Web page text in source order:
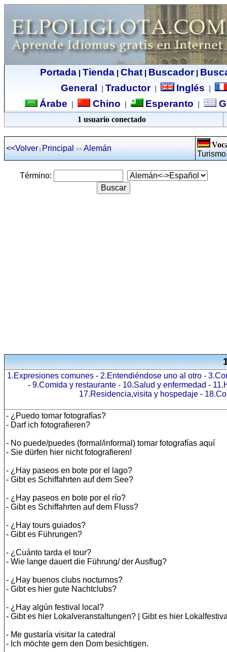
Portada| Tienda| Chat| Buscador|
General
Traductor| Inglés
Árabe Chino Esperanto
1 usuario conectado
<<Volver | Principal >> Alemán
Término:
1.Expresiones comunes- 2.Entendiéndose uno al otro-
- 9.Comida y restaurante - 10.Salud y enfermedad -
17.Residencia,visita y hospedaje-
- ¿Puedo tomar fotografías?
- Darf ich fotografieren?
- No puede/puedes (formal/informal) tomar fotografías aquí
- Sie dürfen hier nicht fotografieren!
- ¿Hay paseos en bote por el lago?
- Gibt es Schiffahrten auf dem See?
- ¿Hay paseos en bote por el río?
- Gibt es Schiffahrten auf dem Fluss?
- ¿Hay tours guiados?
- Gibt es Führungen?
- ¿Cuánto tarda el tour?
- Wie lange dauert die Führung/ der Ausflug?
- ¿Hay buenos clubs nocturnos?
- Gibt es hier gute Nachtclubs?
- ¿Hay algún festival local?
- Gibt es hier Lokalveranstaltungen? | Gibt es hier
- Me gustaría visitar la catedral
- Ich möchte gern den Dom besichtigen.